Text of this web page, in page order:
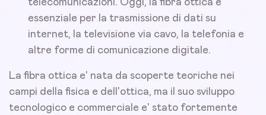
telecomunicazioni. Oggi, la fibra ottica e'
essenziale per la trasmissione di dati su
internet, la televisione via cavo, la telefonia e
altre forme di comunicazione digitale.
La fibra ottica e' nata da scoperte teoriche nei
campi della fisica e dell'ottica, ma il suo sviluppo
tecnologico e commerciale e' stato fortemente